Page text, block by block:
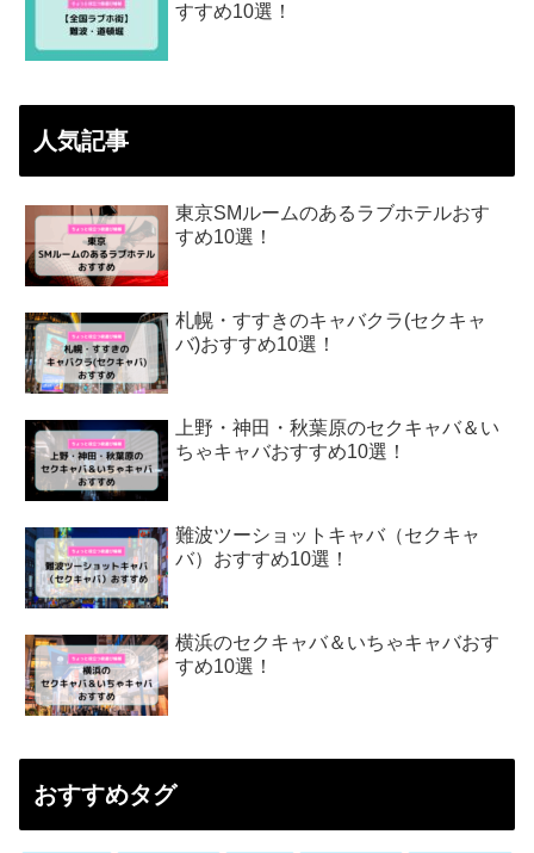
すすめ10選！
人気記事
東京SMルームのあるラブホテルおす
すめ10選！
札幌・すすきのキャバクラ(セクキャ
バ)おすすめ10選！
上野・神田・秋葉原のセクキャバ＆い
ちゃキャバおすすめ10選！
難波ツーショットキャバ（セクキャ
バ）おすすめ10選！
横浜のセクキャバ＆いちゃキャバおす
すめ10選！
おすすめタグ